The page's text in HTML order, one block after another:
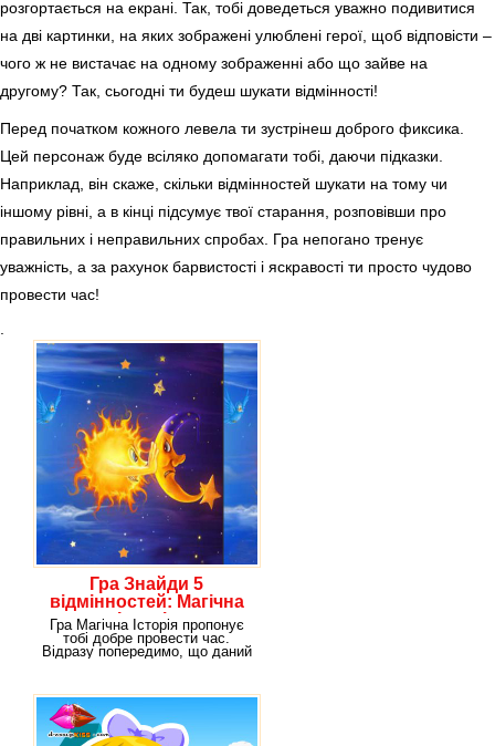
розгортається на екрані. Так, тобі доведеться уважно подивитися
на дві картинки, на яких зображені улюблені герої, щоб відповісти –
чого ж не вистачає на одному зображенні або що зайве на
другому? Так, сьогодні ти будеш шукати відмінності!
Перед початком кожного левела ти зустрінеш доброго фиксика.
Цей персонаж буде всіляко допомагати тобі, даючи підказки.
Наприклад, він скаже, скільки відмінностей шукати на тому чи
іншому рівні, а в кінці підсумує твої старання, розповівши про
правильних і неправильних спробах. Гра непогано тренує
уважність, а за рахунок барвистості і яскравості ти просто чудово
провести час!
Гра Знайди 5
відмінностей: Магічна
Історія
Гра Магічна Історія пропонує
тобі добре провести час.
Відразу попередимо, що даний